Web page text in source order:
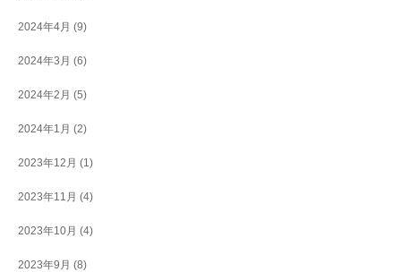
2024年4月 (9)
2024年3月 (6)
2024年2月 (5)
2024年1月 (2)
2023年12月 (1)
2023年11月 (4)
2023年10月 (4)
2023年9月 (8)